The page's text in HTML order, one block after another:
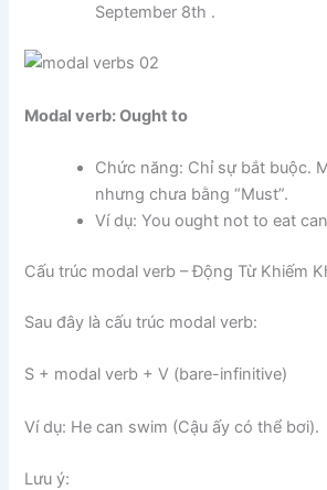
September 8th .
Modal verb: Ought to
Chức năng: Chỉ sự bắt buộc.
nhưng chưa bằng “Must”.
Ví dụ: You ought not to eat
Cấu trúc modal verb – Động Từ Khiếm
Sau đây là cấu trúc modal verb:
S + modal verb + V (bare-infinitive)
Ví dụ: He can swim (Cậu ấy có thể bơi).
Lưu ý: